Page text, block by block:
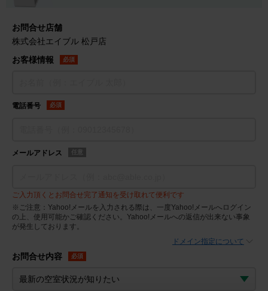
お問合せ店舗
株式会社エイブル 松戸店
お客様情報
必須
電話番号 必須
メールアドレス 任意
ご入力頂くとお問合せ完了通知を受け取れて便利です
※ご注意：Yahoo!メールを入力される際は、一度Yahoo!メールへログイン
の上、使用可能かご確認ください。Yahoo!メールへの返信が出来ない事象
が発生しております。
ドメイン指定について
お問合せ内容 必須